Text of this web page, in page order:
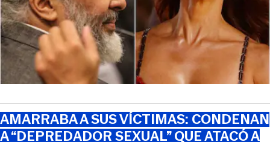
AMARRABA A SUS VÍCTIMAS: CONDENAN
A “DEPREDADOR SEXUAL” QUE ATACÓ A